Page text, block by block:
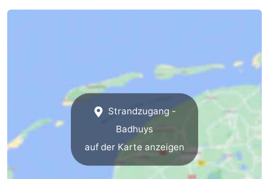
Strandzugang -
Badhuys
auf der Karte anzeigen